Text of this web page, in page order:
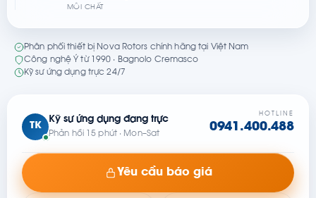
MÔI CHẤT
Phân phối thiết bị Nova Rotors chính hãng tại Việt Nam
Công nghệ Ý từ 1990 · Bagnolo Cremasco
Kỹ sư ứng dụng trực 24/7
TK
Kỹ sư ứng dụng đang trực
Phản hồi 15 phút · Mon–Sat
HOTLINE
0941.400.488
Yêu cầu báo giá